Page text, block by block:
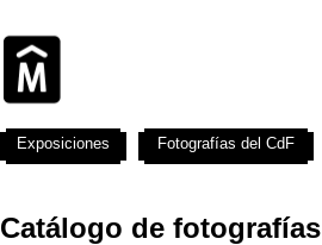
Catálogo de fotografías
Exposiciones Fotografías del CdF